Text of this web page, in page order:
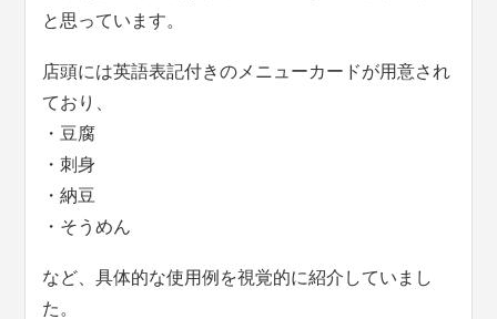
と思っています。
店頭には英語表記付きのメニューカードが用意され
ており、
・豆腐
・刺身
・納豆
・そうめん
など、具体的な使用例を視覚的に紹介していまし
た。